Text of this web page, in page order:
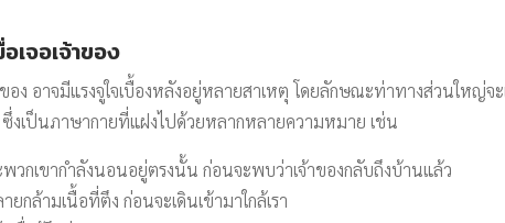
เจอเจ้าของ
ของ อาจมีแรงจูใจเบื้องหลังอยู่หลายสาเหตุ โดยลักษณะท่าทางส่วนใ
เป็นภาษากายที่แฝงไปด้วยหลากหลายความหมาย เช่น
วกเขากำลังนอนอยู่ตรงนั้น ก่อนจะพบว่าเจ้าของกลับถึงบ้านแล้ว
กล้ามเนื้อที่ตึง ก่อนจะเดินเข้ามาใกล้เรา